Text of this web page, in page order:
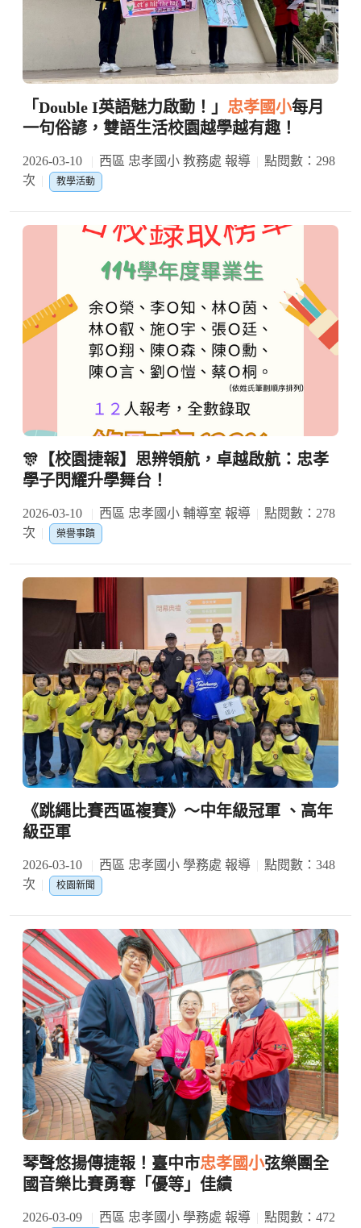
「Double I英語魅力啟動！」 忠孝國小每月
一句俗諺，雙語生活校園越學越有趣！
2026-03-10 西區 忠孝國小 教務處 報導
點閱數：298
次
教學活動
🎊【校園捷報】思辨領航，卓越啟航：忠孝
學子閃耀升學舞台！
2026-03-10 西區 忠孝國小 輔導室 報導
點閱數：278
次
榮譽事蹟
《跳繩比賽西區複賽》～中年級冠軍 、高年
級亞軍
2026-03-10 西區 忠孝國小 學務處 報導
點閱數：348
次
校園新聞
琴聲悠揚傳捷報！臺中市忠孝國小弦樂團全
國音樂比賽勇奪「優等」佳績
2026-03-09 西區 忠孝國小 學務處 報導
點閱數：472